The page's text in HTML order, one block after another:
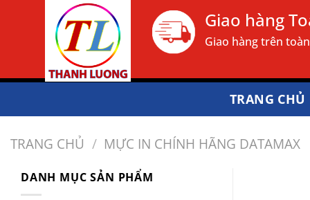
Giao hàng
Giao hàng trên
TRANG CHỦ
TRANG CHỦ / MỰC IN CHÍNH HÃNG DATAMAX
DANH MỤC SẢN PHẨM